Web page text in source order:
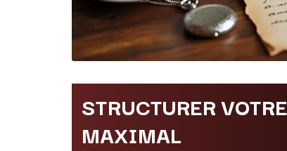
STRUCTURER
MAXIMAL